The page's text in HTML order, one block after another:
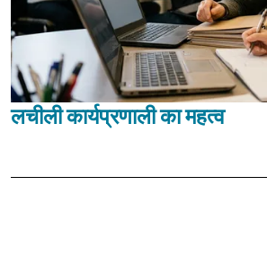
लचीली कार्यप्रणाली का महत्व